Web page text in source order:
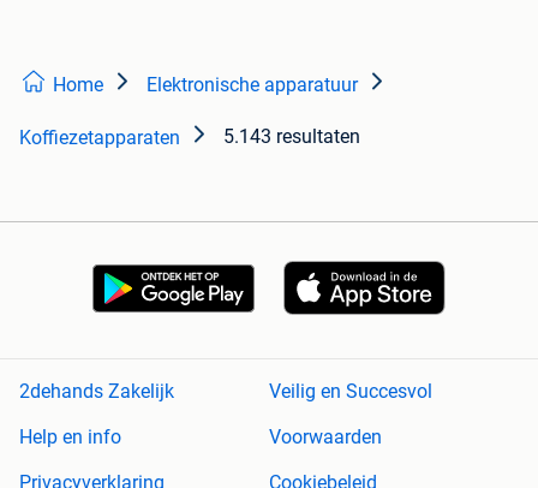
Home Elektronische apparatuur
Koffiezetapparaten 5.143 resultaten
2dehands Zakelijk
Veilig en Succesvol
Help en info
Voorwaarden
Privacyverklaring
Cookiebeleid